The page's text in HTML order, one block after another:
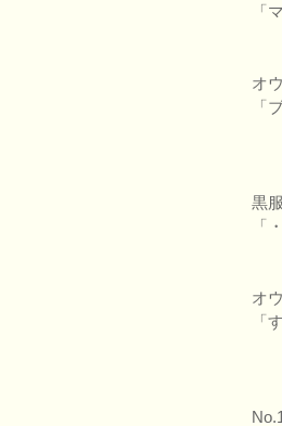
「
オ
「
黒
「
オ
「